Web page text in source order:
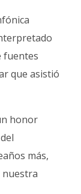
fuentes
que asistió
honor
más,
nuestra